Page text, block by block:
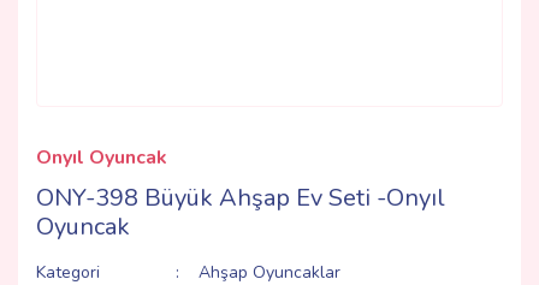
Onyıl Oyuncak
ONY-398 Büyük Ahşap Ev Seti -Onyıl
Oyuncak
Kategori
Ahşap Oyuncaklar